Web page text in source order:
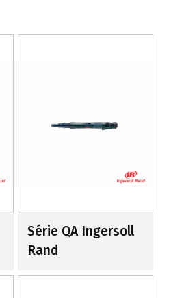
Série QA Ingersoll
Rand